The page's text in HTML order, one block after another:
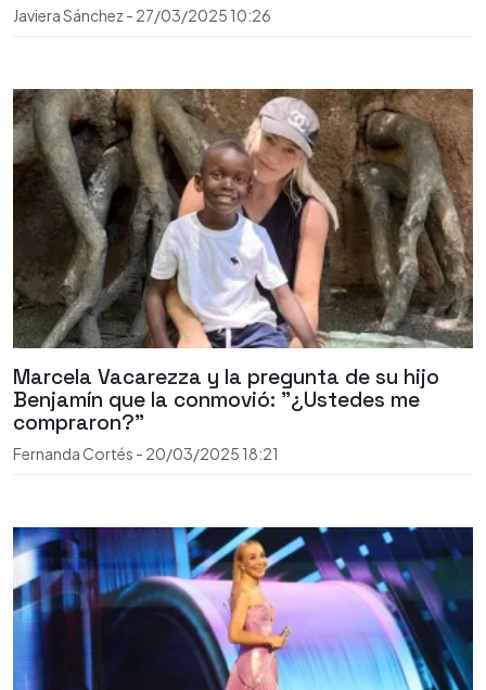
Javiera Sánchez - 27/03/2025 10:26
Marcela Vacarezza y la pregunta de su hijo
Benjamín que la conmovió: "¿Ustedes me
compraron?"
Fernanda Cortés - 20/03/2025 18:21